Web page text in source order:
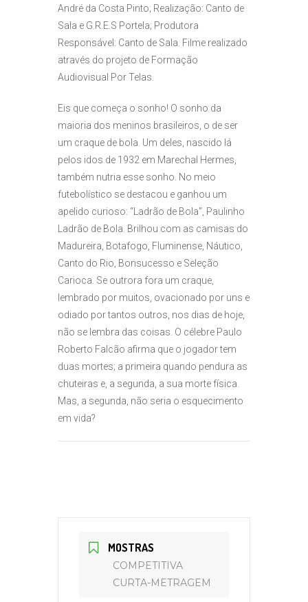
André da Costa Pinto; Realização: Canto de
Sala e G.R.E.S Portela; Produtora
Responsável: Canto de Sala. Filme realizado
através do projeto de Formação
Audiovisual Por Telas.
Eis que começa o sonho! O sonho da
maioria dos meninos brasileiros, o de ser
um craque de bola. Um deles, nascido lá
pelos idos de 1932 em Marechal Hermes,
também nutria esse sonho. No meio
futebolístico se destacou e ganhou um
apelido curioso: “Ladrão de Bola”, Paulinho
Ladrão de Bola. Brilhou com as camisas do
Madureira, Botafogo, Fluminense, Náutico,
Canto do Rio, Bonsucesso e Seleção
Carioca. Se outrora fora um craque,
lembrado por muitos, ovacionado por uns e
odiado por tantos outros, nos dias de hoje,
não se lembra das coisas. O célebre Paulo
Roberto Falcão afirma que o jogador tem
duas mortes; a primeira quando pendura as
chuteiras e, a segunda, a sua morte física.
Mas, a segunda, não seria o esquecimento
em vida?
MOSTRAS
COMPETITIVA
CURTA-METRAGEM